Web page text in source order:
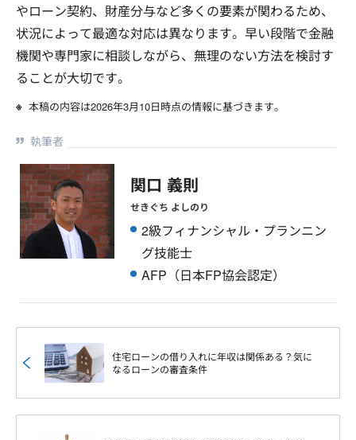
やローン契約、財産分与など多くの要素が関わるため、
状況によって最適な対応は異なります。早い段階で金融
機関や専門家に相談しながら、無理のない方法を検討す
ることが大切です。
本稿の内容は2026年3月10日時点の情報に基づきます。
執筆者
関口 義則
せきぐち よしのり
2級フィナンシャル・プランニン
グ技能士
AFP（日本FP協会認定）
住宅ローンの借り入れに年収は関係ある？気に
なるローンの審査条件